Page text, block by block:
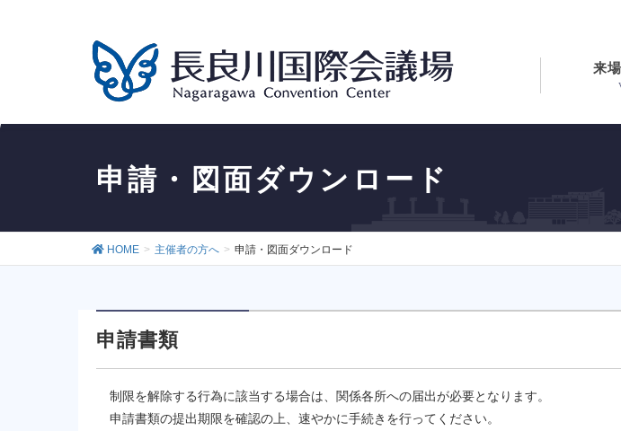
来
申請・図面ダウンロード
HOME 主催者の方へ 申請・図面ダウンロード
申請書類
制限を解除する行為に該当する場合は、関係各所への届出が必要となります。
申請書類の提出期限を確認の上、速やかに手続きを行ってください。